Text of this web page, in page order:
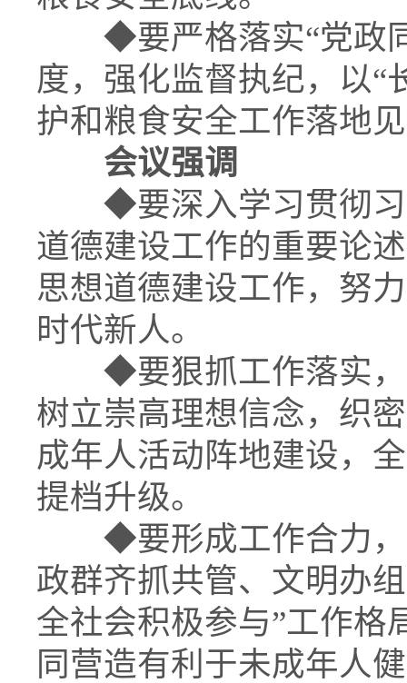
◆要严格落实“党政
度，强化监督执纪，以“
护和粮食安全工作落地
会议强调
◆要深入学习贯彻
道德建设工作的重要论
思想道德建设工作，努
时代新人。
◆要狠抓工作落实
树立崇高理想信念，织
成年人活动阵地建设，
提档升级。
◆要形成工作合力
政群齐抓共管、文明办
全社会积极参与”工作格
同营造有利于未成年人